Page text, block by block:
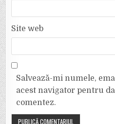
Site web
Salvează-mi numele,
acest navigator pentru
comentez.